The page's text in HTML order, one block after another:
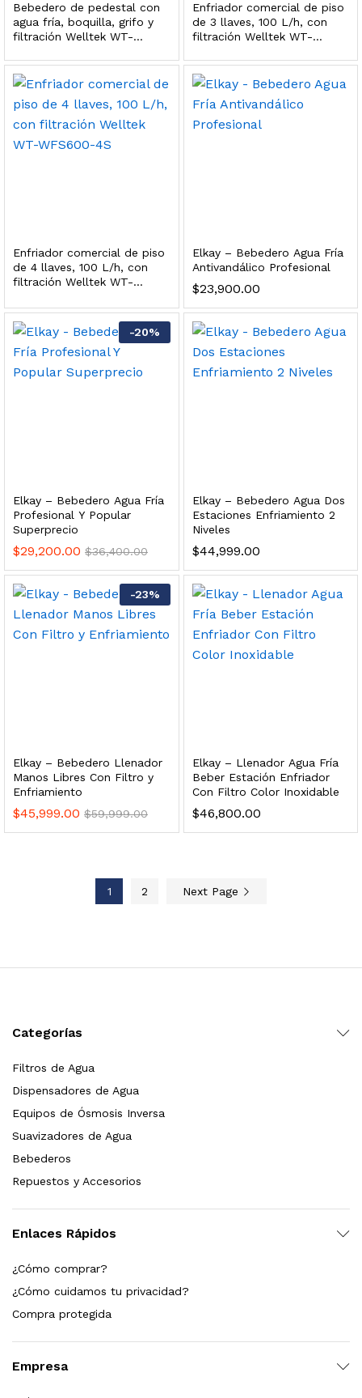
Bebedero de pedestal con
agua fría, boquilla, grifo y
filtración Welltek WT-
Enfriador comercial de piso
de 3 llaves, 100 L/h, con
filtración Welltek WT-
Enfriador comercial de piso
de 4 llaves, 100 L/h, con
filtración Welltek WT-
Elkay – Bebedero Agua Fría
Antivandálico Profesional
$23,900.00
-20%
Elkay – Bebedero Agua Fría
Profesional Y Popular
Superprecio
$29,200.00 $36,400.00
Elkay – Bebedero Agua Dos
Estaciones Enfriamiento 2
Niveles
$44,999.00
-23%
Elkay – Bebedero Llenador
Manos Libres Con Filtro y
Enfriamiento
$45,999.00 $59,999.00
Elkay – Llenador Agua Fría
Beber Estación Enfriador
Con Filtro Color Inoxidable
$46,800.00
1 2 Next Page
Categorías
Filtros de Agua
Dispensadores de Agua
Equipos de Ósmosis Inversa
Suavizadores de Agua
Bebederos
Repuestos y Accesorios
Enlaces Rápidos
¿Cómo comprar?
¿Cómo cuidamos tu privacidad?
Compra protegida
Empresa
SS304 Natural Cepillado | Agua Purificada
699.00
al carrito
Leer más
L/h, con filtración Welltek WT-WFS600-3S
Leer más
filtración, UV y contador Welltek WT-WFS-BF
Leer más
Leer más
Sedimentos Y Carbón Activado
589.00